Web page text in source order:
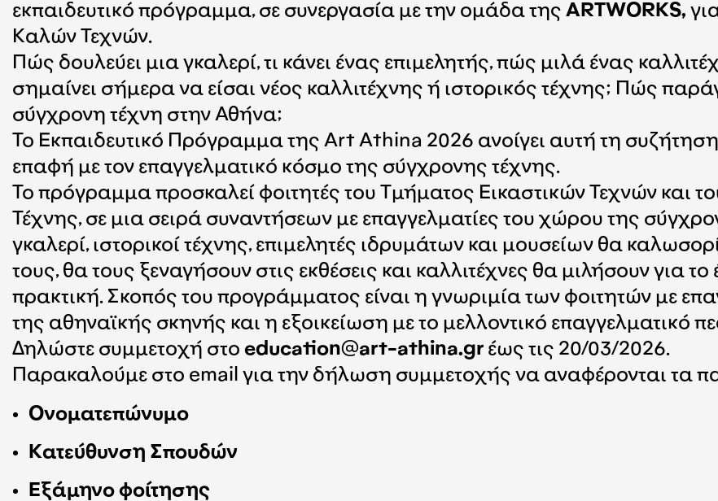
εκπαιδευτικό πρόγραμμα, σε συνεργασία με την ομάδα της ARTWORKS,
Καλών Τεχνών.
Πώς δουλεύει μια γκαλερί, τι κάνει ένας επιμελητής, πώς μιλά ένας
σημαίνει σήμερα να είσαι νέος καλλιτέχνης ή ιστορικός τέχνης; Πώς
σύγχρονη τέχνη στην Αθήνα;
Το Εκπαιδευτικό Πρόγραμμα της Art Athina 2026 ανοίγει αυτή τη
επαφή με τον επαγγελματικό κόσμο της σύγχρονης τέχνης.
Το πρόγραμμα προσκαλεί φοιτητές του Τμήματος Εικαστικών Τεχνών και
Τέχνης, σε μια σειρά συναντήσεων με επαγγελματίες του χώρου της
γκαλερί, ιστορικοί τέχνης, επιμελητές ιδρυμάτων και μουσείων θα
τους, θα τους ξεναγήσουν στις εκθέσεις και καλλιτέχνες θα μιλήσουν για το
πρακτική. Σκοπός του προγράμματος είναι η γνωριμία των φοιτητών με
της αθηναϊκής σκηνής και η εξοικείωση με το μελλοντικό επαγγελματικό
Δηλώστε συμμετοχή στο education@art-athina.gr έως τις 20/03/2026.
Παρακαλούμε στο email για την δήλωση συμμετοχής να αναφέρονται τα
Ονοματεπώνυμο
Κατεύθυνση Σπουδών
Εξάμηνο φοίτησης